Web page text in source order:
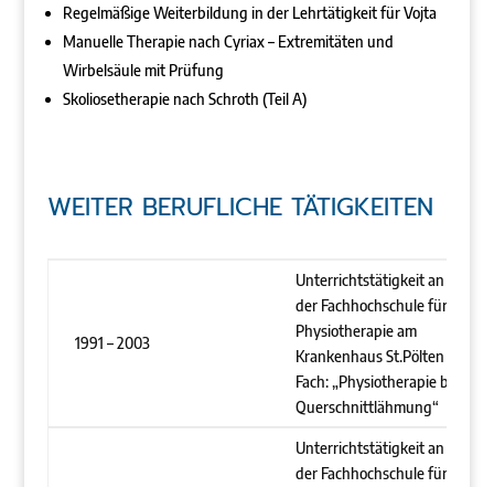
Regelmäßige Weiterbildung in der Lehrtätigkeit für Vojta
Manuelle Therapie nach Cyriax – Extremitäten und
Wirbelsäule mit Prüfung
Skoliosetherapie nach Schroth (Teil A)
WEITER BERUFLICHE TÄTIGKEITEN
1991 – 2003
Unterrichtstätigkeit an
der Fachhochschule für
Physiotherapie am
Krankenhaus St.Pölten
Fach: „Physiotherapie bei
Querschnittlähmung“
Unterrichtstätigkeit an
der Fachhochschule für